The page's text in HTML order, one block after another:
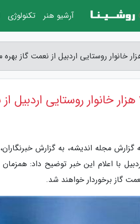
شوند
گزارش مجله اندیشه، به گزارش
گاز برخوردار خواهند شد.
آرشیو هنر تکنولوژی